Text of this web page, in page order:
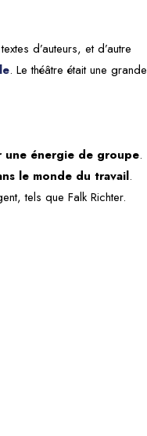
d’auteurs, et d’autre
. Le théâtre était une grande
une énergie de groupe.
le monde du travail.
tels que Falk Richter.